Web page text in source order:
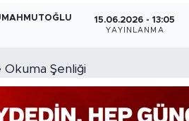
15.06.2026 - 13:05
YAYINLANMA